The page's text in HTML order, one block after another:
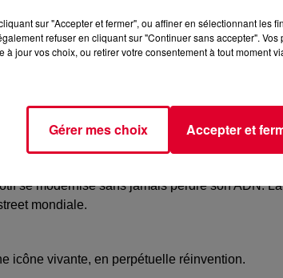
se modernise sans jamais perdre son ADN.
mondiale.
icône vivante, en perpétuelle réinvention.
sur "Accepter et fermer", ou affiner en sélectionnant les
refuser en cliquant sur "Continuer sans accepter".
à jour vos choix, ou retirer votre consentement à tout moment
Gérer mes choix Accepter et